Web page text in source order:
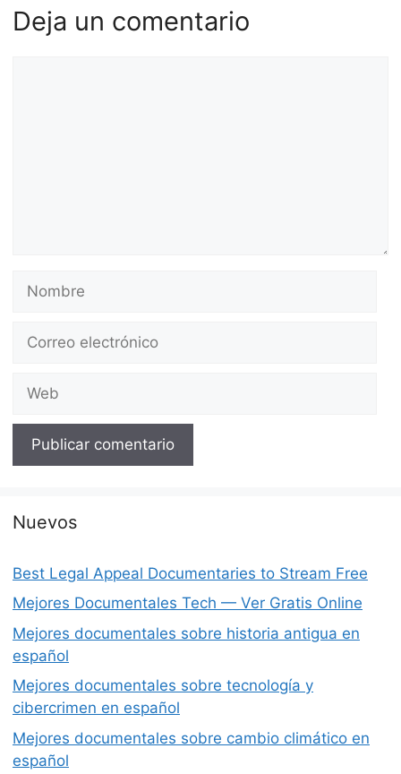
Deja un comentario
electrónico
Nuevos
Best Legal Appeal Documentaries to Stream Free
Mejores Documentales Tech — Ver Gratis Online
Mejores documentales sobre historia antigua en
español
Mejores documentales sobre tecnología y
cibercrimen en español
Mejores documentales sobre cambio climático en
español